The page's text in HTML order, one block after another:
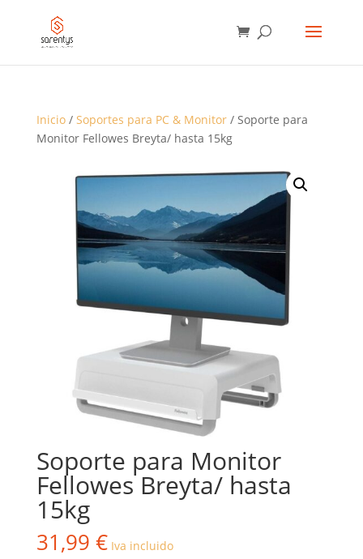
PRODUCTOS
Inicio/ Soportes para PC & Monitor/ Soporte para
Monitor Fellowes Breyta/ hasta 15kg
Soporte para Monitor
Fellowes Breyta/ hasta
15kg
31,99 € Iva incluido